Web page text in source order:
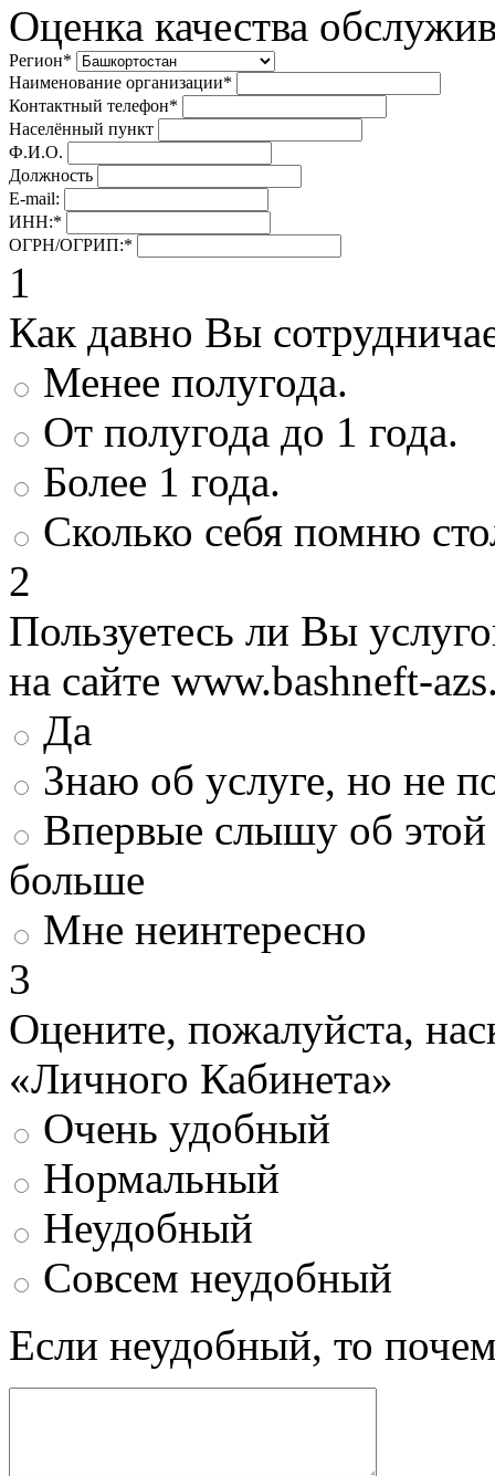
Оценка качества
Регион*
Наименование организации*
Контактный телефон*
Населённый пункт
Ф.И.О.
Должность
E-mail:
ИНН:*
ОГРН/ОГРИП:*
1
Как давно Вы
Менее полугода.
От полугода до 1 года.
Более 1 года.
Сколько себя помню
2
Пользуетесь ли Вы
на сайте www.bashneft-
Да
Знаю об услуге, но не
Впервые слышу об этой
больше
Мне неинтересно
3
Оцените, пожалуйста,
«Личного Кабинета»
Очень удобный
Нормальный
Неудобный
Совсем неудобный
Если неудобный, то